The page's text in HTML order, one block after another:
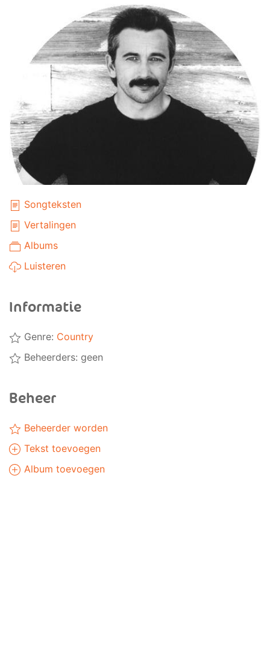
Songteksten
Vertalingen
Albums
Luisteren
Informatie
Genre: Country
Beheerders: geen
Beheer
Beheerder worden
Tekst toevoegen
Album toevoegen